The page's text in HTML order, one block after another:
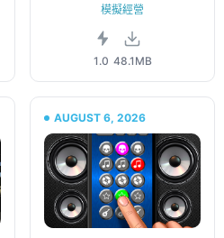
模擬經營
1.0 48.1MB
AUGUST 6, 2026